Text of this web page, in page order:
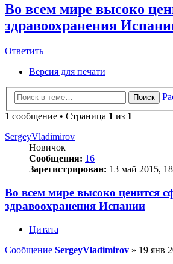
Во всем мире высоко
здравоохранения
Ответить
Версия для печати
Поиск
1 сообщение • Страница 1 из 1
SergeyVladimirov
Новичок
Сообщения: 16
Зарегистрирован: 13 май 2015,
Во всем мире высоко ценится
здравоохранения Испании
Цитата
Сообщение SergeyVladimirov » 19 янв